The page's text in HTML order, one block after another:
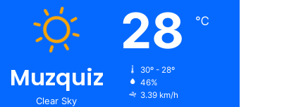
Muzquiz
Clear Sky
28 ℃
30º - 28º
46%
3.39 km/h